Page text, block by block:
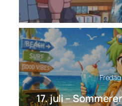
Fredag
17. juli –